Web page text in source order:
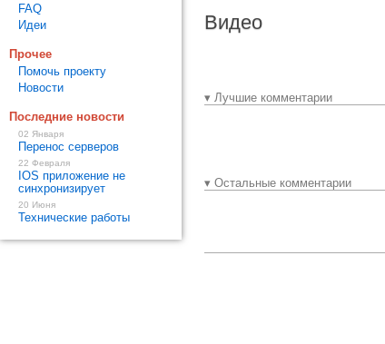
Видео
▾ Лучшие комментарии
▾ Остальные комментарии
FAQ
Идеи
Прочее
Помочь проекту
Новости
Последние новости
02 Января
Перенос серверов
22 Февраля
IOS приложение не
синхронизирует
20 Июня
Технические работы